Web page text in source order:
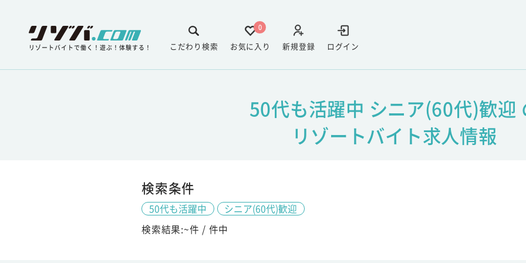
リゾートバイトで働く！遊ぶ！体験する！ ログイン
新規登録
0
お気に入り
こだわり検索
50代も活躍中 シニア(60代)歓迎
リゾートバイト求人情報
検索条件
50代も活躍中
シニア(60代)歓迎
検索結果:~件 / 件中